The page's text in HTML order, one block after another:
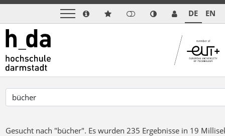
DE EN
Gesucht nach "bücher". Es wurden 235 Ergebnisse in 19